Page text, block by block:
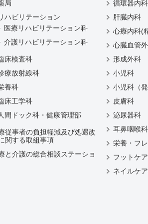
局
ハビリテーション
医療リハビリテーション科
介護リハビリテーション科
床検査科
療放射線科
養科
床工学科
間ドック科・健康管理部
従事者の負担軽減及び処遇改
関する取組事項
と介護の総合相談ステーショ
循環器内科
肝臓内科
心療内科(
心臓血管
形成外科
小児科
小児科（発
皮膚科
泌尿器科
耳鼻咽喉科
栄養・フ
フットケ
ネイルケ